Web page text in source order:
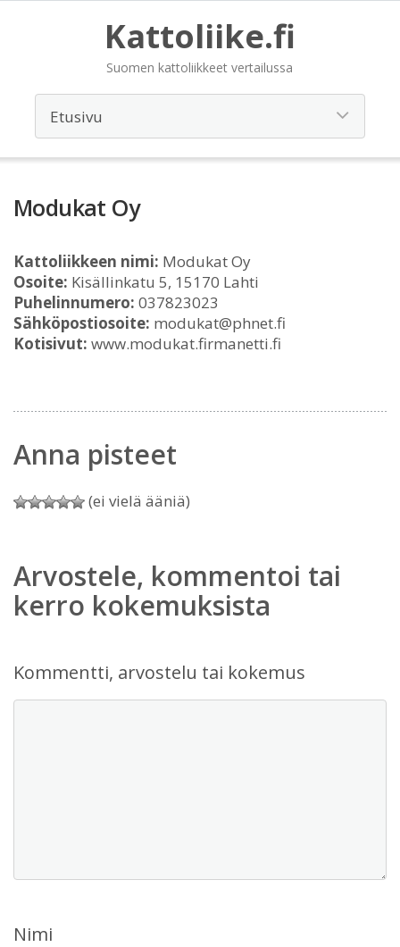
Kattoliike.fi
Suomen kattoliikkeet vertailussa
Modukat Oy
Kattoliikkeen nimi: Modukat Oy
Osoite: Kisällinkatu 5, 15170 Lahti
Puhelinnumero: 037823023
Sähköpostiosoite: modukat@phnet.fi
Kotisivut: www.modukat.firmanetti.fi
Anna pisteet
(ei vielä ääniä)
Arvostele, kommentoi tai
kerro kokemuksista
Kommentti, arvostelu tai kokemus
Nimi